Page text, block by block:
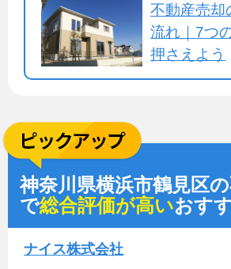
不動産売却
流れ｜7つ
押さえよう
神奈川県横浜市鶴見区
で総合評価が高いおす
ナイス株式会社